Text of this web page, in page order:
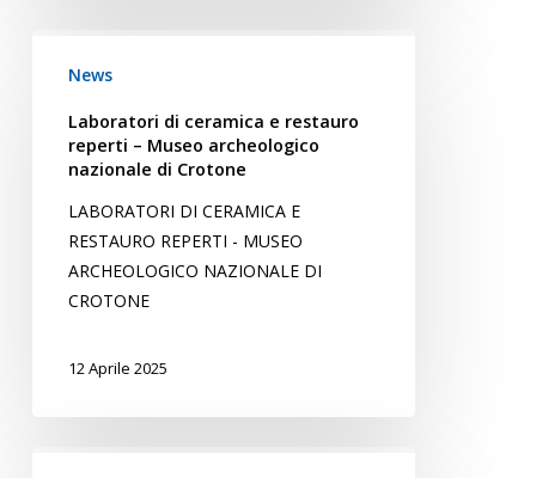
restauro
Museo
archeologico
nazionale
Crotone
News
Laboratori di ceramica e restauro
reperti – Museo archeologico
nazionale di Crotone
LABORATORI DI CERAMICA E
RESTAURO REPERTI - MUSEO
ARCHEOLOGICO NAZIONALE DI
CROTONE
12 Aprile 2025